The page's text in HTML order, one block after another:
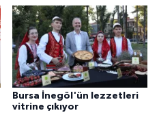
Bursa İnegöl'ün lezzetleri
vitrine çıkıyor